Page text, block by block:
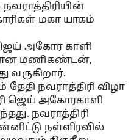
மகா யாகம்
அகோர காளி
மணிகண்டன்,
வருகிறார்.
நவராத்திரி விழா
ஜெய் அகோரகாளி
நவராத்திரி
நள்ளிரவில்